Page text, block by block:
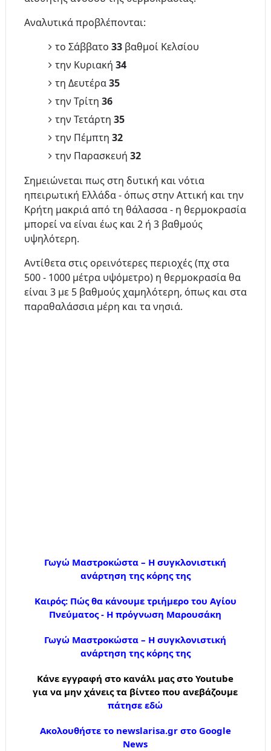
Αναλυτικά προβλέπονται:
το Σάββατο 33βαθμοί Κελσίου
την Κυριακή 34
τη Δευτέρα35
την Τρίτη 36
την Τετάρτη 35
την Πέμπτη 32
την Παρασκευή 32
Σημειώνεται πως στη δυτική και νότια
ηπειρωτική Ελλάδα - όπως στην Αττική και την
Κρήτη μακριά από τη θάλασσα - η θερμοκρασία
μπορεί να είναι έως και 2 ή 3 βαθμούς
υψηλότερη.
Αντίθετα στις ορεινότερες περιοχές (πχ στα
500 - 1000 μέτρα υψόμετρο) η θερμοκρασία θα
είναι 3 με 5 βαθμούς χαμηλότερη, όπως και στα
παραθαλάσσια μέρη και τα νησιά.
Γωγώ Μαστροκώστα – Η συγκλονιστική
ανάρτηση της κόρης της
Καιρός: Πώς θα κάνουμε τριήμερο του Αγίου
Πνεύματος - Η πρόγνωση Μαρουσάκη
Γωγώ Μαστροκώστα – Η συγκλονιστική
ανάρτηση της κόρης της
Κάνε εγγραφή στο κανάλι μας στο Youtube
για να μην χάνεις τα βίντεο που ανεβάζουμε
πάτησε εδώ
Ακολουθήστε το newslarisa.gr στο Google
News